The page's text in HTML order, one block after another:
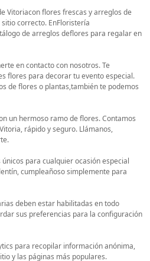
Vitoriacon flores frescas y arreglos de
correcto. EnFloristería
de arreglos deflores para regalar en
en contacto con nosotros. Te
flores para decorar tu evento especial.
de flores o plantas,también te podemos
un hermoso ramo de flores. Contamos
rápido y seguro. Llámanos,
para cualquier ocasión especial
cumpleañoso simplemente para
deben estar habilitadas en todo
sus preferencias para la configuración
para recopilar información anónima,
y las páginas más populares.